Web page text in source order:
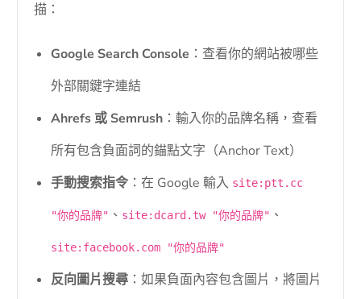
描：
Google Search Console ：查看你的網站被哪些
外部關鍵字連結
Ahrefs 或 Semrush ：輸入你的品牌名稱，查看
所有包含負面詞的錨點文字（Anchor Text）
手動搜索指令 ：在 Google 輸入 site:ptt.cc
"你的品牌" 、 site:dcard.tw "你的品牌" 、
site:facebook.com "你的品牌"
反向圖片搜尋 ：如果負面內容包含圖片，將圖片